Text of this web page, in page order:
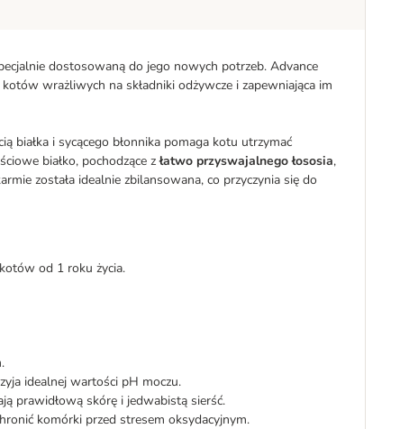
dostosowaną do jego nowych potrzeb. Advance
wrażliwych na składniki odżywcze i zapewniająca im
białka i sycącego błonnika pomaga kotu utrzymać
białko, pochodzące złatwo przyswajalnego łososia,
została idealnie zbilansowana, co przyczynia się do
od 1 roku życia.
idealnej wartości pH moczu.
prawidłową skórę i jedwabistą sierść.
komórki przed stresem oksydacyjnym.